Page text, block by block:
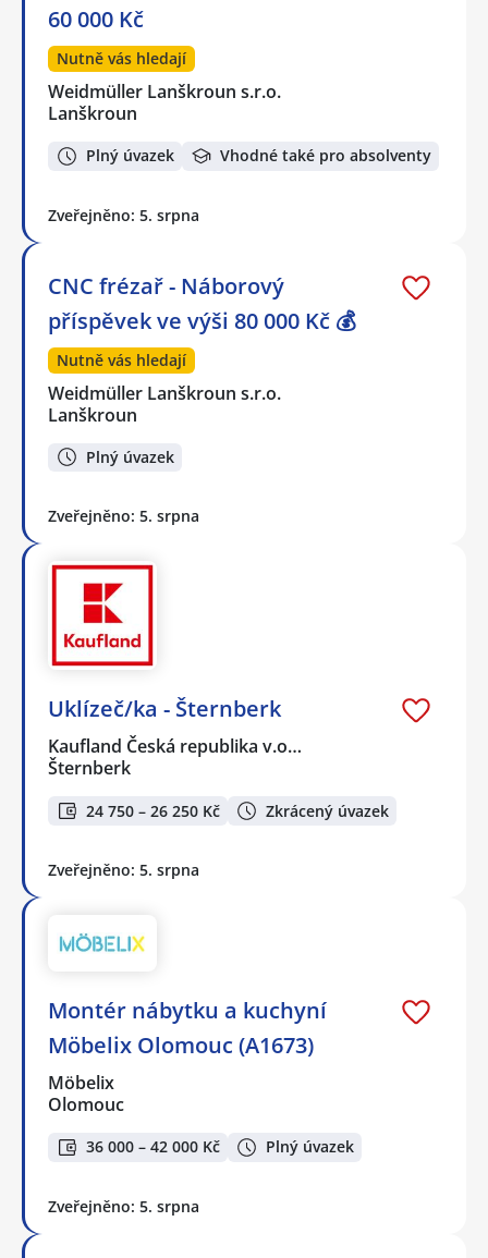
60 000 Kč
Nutně vás hledají
Weidmüller Lanškroun s.r.o.
Lanškroun
Plný úvazek Vhodné také pro absolventy
Zveřejněno: 5. srpna
CNC frézař - Náborový
příspěvek ve výši 80 000 Kč 💰
Nutně vás hledají
Weidmüller Lanškroun s.r.o.
Lanškroun
Plný úvazek
Zveřejněno: 5. srpna
Uklízeč/ka - Šternberk
Kaufland Česká republika v.o…
Šternberk
24 750 – 26 250 Kč Zkrácený úvazek
Zveřejněno: 5. srpna
Montér nábytku a kuchyní
Möbelix Olomouc (A1673)
Möbelix
Olomouc
36 000 – 42 000 Kč Plný úvazek
Zveřejněno: 5. srpna